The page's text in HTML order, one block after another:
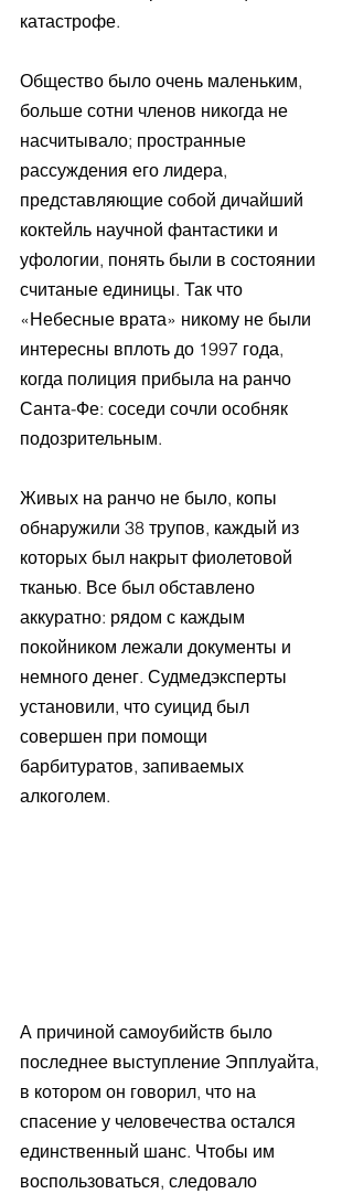
катастрофе.
Общество было очень маленьким,
больше сотни членов никогда не
насчитывало; пространные
рассуждения его лидера,
представляющие собой дичайший
коктейль научной фантастики и
уфологии, понять были в состоянии
считаные единицы. Так что
«Небесные врата» никому не были
интересны вплоть до 1997 года,
когда полиция прибыла на ранчо
Санта-Фе: соседи сочли особняк
подозрительным.
Живых на ранчо не было, копы
обнаружили 38 трупов, каждый из
которых был накрыт фиолетовой
тканью. Все был обставлено
аккуратно: рядом с каждым
покойником лежали документы и
немного денег. Судмедэксперты
установили, что суицид был
совершен при помощи
барбитуратов, запиваемых
алкоголем.
А причиной самоубийств было
последнее выступление Эпплуайта,
в котором он говорил, что на
спасение у человечества остался
единственный шанс. Чтобы им
воспользоваться, следовало